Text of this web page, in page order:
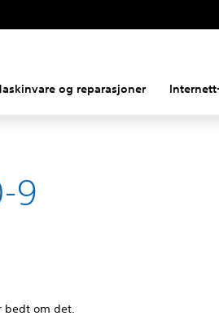
og reparasjoner
9
bedt om det.